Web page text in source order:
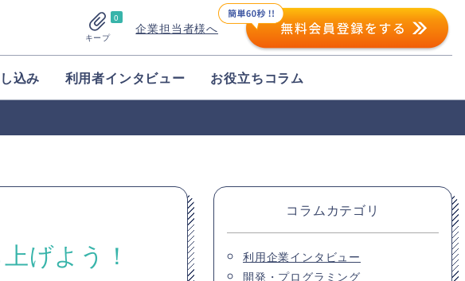
0
キープ
企業担当者様へ
込み 利用者インタビュー お役立ちコラム
げよう！
コラムカテゴリ
利用企業インタビュー
開発・プログラミング